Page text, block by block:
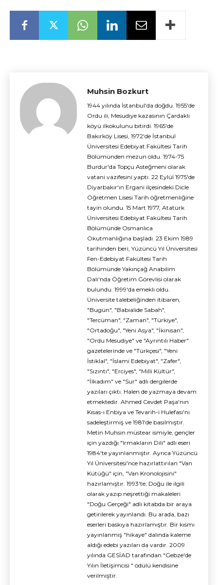
Muhsin Bozkurt
1944 yılında İstanbul'da doğdu. 1955'de
Ordu ili, Mesudiye kazasının Çardaklı
köyü ilkokulunu bitirdi. 1965'de
Bakırköy Lisesi, 1972'de İstanbul
Üniversitesi Edebiyat Fakültesi Tarih
Bölümünden mezun oldu. 1974-75
Burdur'da Topçu Asteğmeni olarak
vatani vazifesini yaptı. 22 Eylül 1975'de
Diyarbakır'ın Ergani ilçesindeki Dicle
Öğretmen Lisesi Tarih öğretmenliğine
tayin olundu. 15 Mart 1977, Atatürk
Üniversitesi Edebiyat Fakültesi Tarih
Bölümünde Osmanlıca
Okutmanlığına başladı. 23 Ekim 1989
tarihinden beri, Yüzüncü Yıl Üniversitesi
Fen-Edebiyat Fakültesi Tarih
Bölümünde Yakınçağ Anabilim
Dalı'nda Öğretim Görevlisi olarak
bulundu. 1999'da emekli oldu.
Üniversite talebeliğinden itibaren;
"Bugün", "Babıalide Sabah",
"Tercüman", "Zaman", "Türkiye",
"Ortadoğu", "Yeni Asya", "İkinisan",
"Ordu Mesudiye" ve "Ayrıntılı Haber"
gazetelerinde ve "Türkçesi", "Yeni
İstiklal", "İslami Edebiyat", "Zafer",
"Sızıntı", "Erciyes", "Milli Kültür",
"İlkadım" ve "Sur" adlı dergilerde
yazıları çıktı. Halen de yazmaya devam
etmektedir. Ahmed Cevdet Paşa'nın
Kısas-ı Enbiya ve Tevarih-i Hulefası'nı
sadeleştirmiş ve 1981'de basılmıştır.
Metin Muhsin müstear ismiyle, gençler
için yazdığı "Irmakların Dili" adlı eseri
1984'te yayınlanmıştır. Ayrıca Yüzüncü
Yıl Üniversitesi'nce hazırlattırılan "Van
Kütüğü" için, "Van Kronolojisini"
hazırlamıştır. 1993'te; Doğu ile ilgili
olarak yazıp neşrettiği makaleleri
"Doğu Gerçeği" adlı kitabda bir araya
getirilerek yayınlandı. Bu arada, bazı
eserleri baskıya hazırlamıştır. Bir kısmı
yayınlanmış "hikaye" dalında kaleme
aldığı edebi yazıları da vardır. 2009
yılında GESİAD tarafından "Gebze'de
Yılın İletişimcisi " ödülü kendisine
verilmiştir.